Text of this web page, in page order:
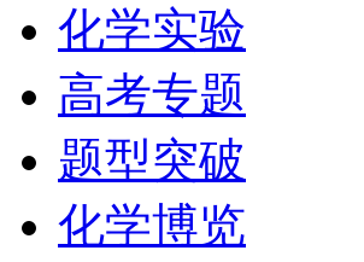
化学实验
高考专题
题型突破
化学博览